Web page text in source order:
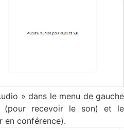
» dans le menu de gauche
recevoir le son) et le
en conférence).